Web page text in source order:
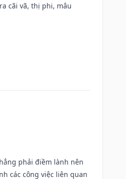
cãi vã, thị phi, mâu
phải điềm lành nên
các công việc liên quan